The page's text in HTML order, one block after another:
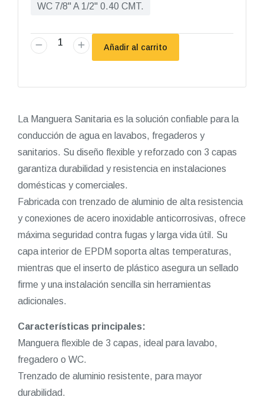
WC 7/8" A 1/2" 0.40 CMT.
Añadir al carrito
La Manguera Sanitaria es la solución confiable para la
conducción de agua en lavabos, fregaderos y
sanitarios. Su diseño flexible y reforzado con 3 capas
garantiza durabilidad y resistencia en instalaciones
domésticas y comerciales.
Fabricada con trenzado de aluminio de alta resistencia
y conexiones de acero inoxidable anticorrosivas, ofrece
máxima seguridad contra fugas y larga vida útil. Su
capa interior de EPDM soporta altas temperaturas,
mientras que el inserto de plástico asegura un sellado
firme y una instalación sencilla sin herramientas
adicionales.
Características principales:
Manguera flexible de 3 capas, ideal para lavabo,
fregadero o WC.
Trenzado de aluminio resistente, para mayor
durabilidad.